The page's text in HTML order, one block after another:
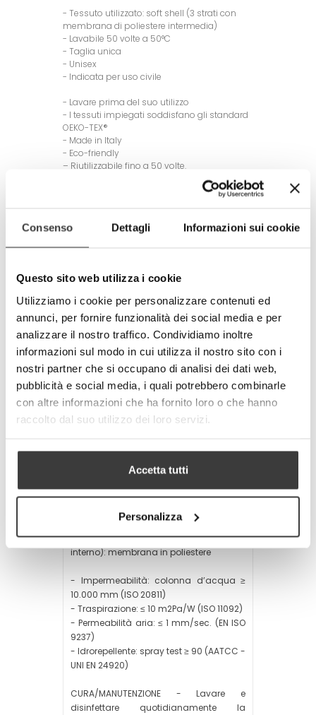
Consenso Dettagli Informazioni sui cookie
Questo sito web utilizza i cookie
Utilizziamo i cookie per personalizzare contenuti ed
annunci, per fornire funzionalità dei social media e per
analizzare il nostro traffico. Condividiamo inoltre
informazioni sul modo in cui utilizza il nostro sito con i
nostri partner che si occupano di analisi dei dati web,
pubblicità e social media, i quali potrebbero combinarle
con altre informazioni che ha fornito loro o che hanno
raccolto dal suo utilizzo dei loro servizi.
Accetta tutti
Personalizza
- Tessuto utilizzato: soft shell (3 strati con
membrana di poliestere intermedia)
- Lavabile 50 volte a 50°C
- Taglia unica
- Unisex
- Indicata per uso civile
- Lavare prima del suo utilizzo
- I tessuti impiegati soddisfano gli standard
OEKO-TEX®
- Made in Italy
- Eco-friendly
– Riutilizzabile fino a 50 volte.
Tweet
Share
Google+
Pinterest
PIU' INFORMAZIONI
DETTAGLI TECNICI
Composizione tessile:
elastane
- Strato interno: 82% poliestere, 18%
- Strato intermedio (tra strato esterno ed
interno): membrana in poliestere
- Impermeabilità: colonna d’acqua ≥
10.000 mm (ISO 20811)
- Traspirazione: ≤ 10 m2Pa/W (ISO 11092)
- Permeabilità aria: ≤ 1 mm/sec. (EN ISO
9237)
- Idrorepellente: spray test ≥ 90 (AATCC -
UNI EN 24920)
CURA/MANUTENZIONE - Lavare e
disinfettare quotidianamente la